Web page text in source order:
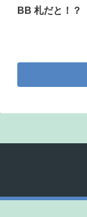
BB 札だと！？